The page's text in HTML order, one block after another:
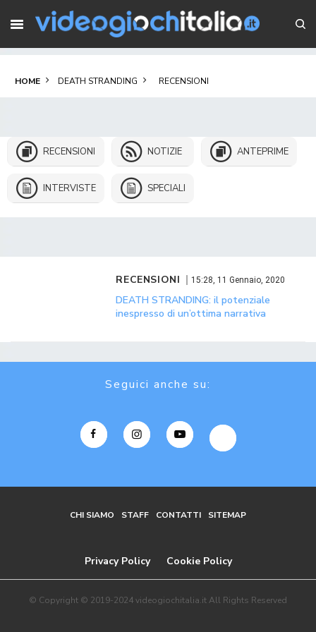
HOME DEATH STRANDING RECENSIONI
RECENSIONI NOTIZIE ANTEPRIME
INTERVISTE SPECIALI
RECENSIONI 15:28, 11 Gennaio, 2020
DEATH STRANDING: il potenziale
inespresso di un’ottima narrativa
Seguici anche su:
CHI SIAMO STAFF CONTATTI SITEMAP
Privacy Policy Cookie Policy
© Copyright © 2019-2024 videogiochitalia.it All Rights Reserved